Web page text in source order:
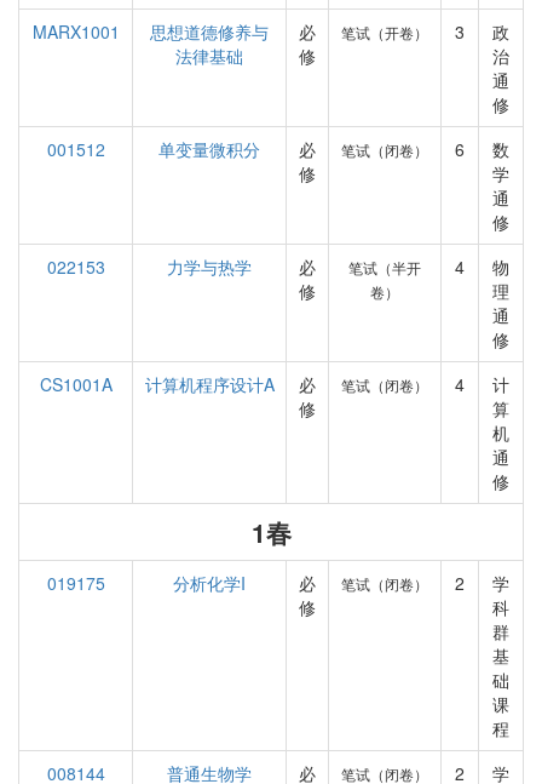
MARX1001
思想道德修养与
法律基础
必
修
笔试（开卷） 3
政
治
通
修
001512
单变量微积分
必
修
笔试（闭卷） 6
数
学
通
修
022153
力学与热学
必
修
笔试（半开
卷）
4
物
理
通
修
CS1001A
计算机程序设计A
必
修
笔试（闭卷） 4
计
算
机
通
修
1春
019175 分析化学I
必
修
笔试（闭卷） 2
学
科
群
基
础
课
程
008144
普通生物学
必
笔试（闭卷） 2
学